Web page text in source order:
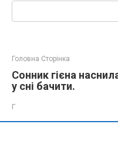
Пошук:
Головна Сторінка
Сонник гієна
у сні бачити.
Г